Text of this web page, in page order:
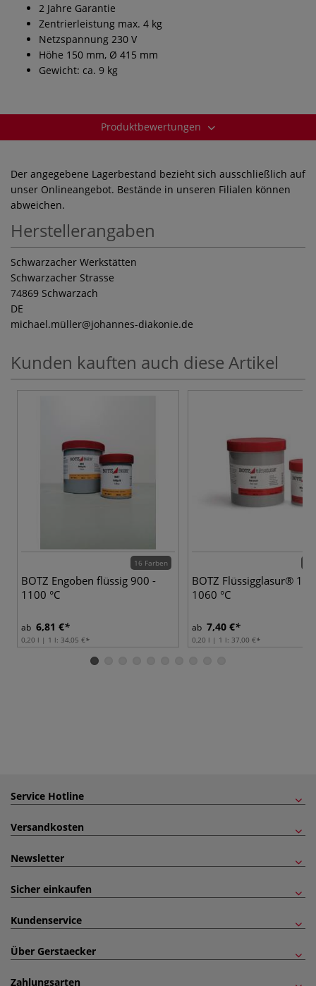
2 Jahre Garantie
Zentrierleistung max. 4 kg
Netzspannung 230 V
Höhe 150 mm, Ø 415 mm
Gewicht: ca. 9 kg
Produktbewertungen
Der angegebene Lagerbestand bezieht sich ausschließlich auf
unser Onlineangebot. Bestände in unseren Filialen können
abweichen.
Herstellerangaben
Schwarzacher Werkstätten
Schwarzacher Strasse
74869 Schwarzach
DE
michael.müller@johannes-diakonie.de
Kunden kauften auch diese Artikel
16 Farben
BOTZ Engoben flüssig 900 -
1100 °C
ab 6,81 €
0,20 l | 1 l: 34,05 €
BOTZ Flüssigglasur®
1060 °C
ab 7,40 €
0,20 l | 1 l: 37,00 €
Service Hotline
Versandkosten
Newsletter
Sicher einkaufen
Kundenservice
Über Gerstaecker
Zahlungsarten